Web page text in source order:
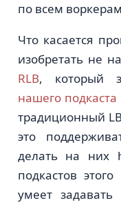
по всем
Что касается
изобретать не
RLB, который
нашего подкаста
традиционный
это
делать на них
подкастов
умеет